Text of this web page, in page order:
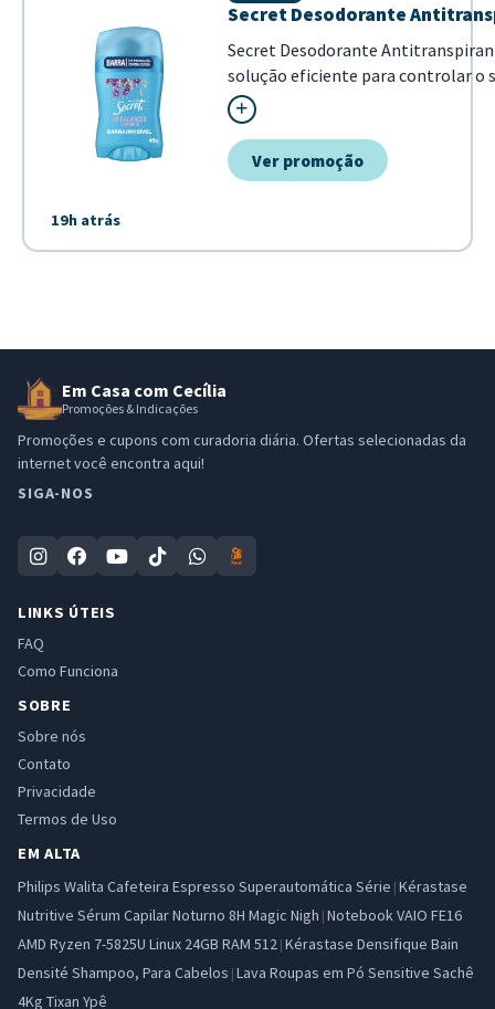
19h atrás
Secret Desodorante
Secret Desodorante
solução eficiente para controlar o
Destaca-se por sua formulação
pele, combinada com o aroma
pre...Ver promoção
Em Casa com Cecília
Promoções & Indicações
Promoções e cupons com curadoria diária. Ofertas selecionadas da
internet você encontra aqui!
SIGA-NOS
LINKS ÚTEIS
FAQ
Como Funciona
SOBRE
Sobre nós
Contato
Privacidade
Termos de Uso
EM ALTA
Philips Walita Cafeteira Espresso Superautomática Série | Kérastase
Nutritive Sérum Capilar Noturno 8H Magic Nigh | Notebook VAIO FE16
AMD Ryzen 7-5825U Linux 24GB RAM 512 | Kérastase Densifique Bain
Densité Shampoo, Para Cabelos | Lava Roupas em Pó Sensitive Sachê
4Kg Tixan Ypê